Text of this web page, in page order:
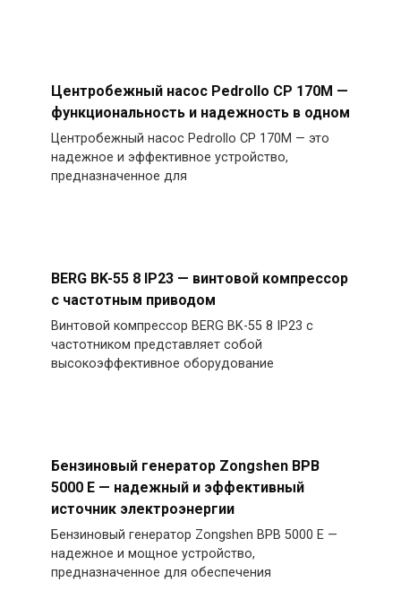
Центробежный насос Pedrollo CP 170M —
функциональность и надежность в одном
Центробежный насос Pedrollo CP 170M — это
надежное и эффективное устройство,
предназначенное для
BERG BK-55 8 IP23 — винтовой компрессор
с частотным приводом
Винтовой компрессор BERG BK-55 8 IP23 с
частотником представляет собой
высокоэффективное оборудование
Бензиновый генератор Zongshen BPB
5000 E — надежный и эффективный
источник электроэнергии
Бензиновый генератор Zongshen BPB 5000 E —
надежное и мощное устройство,
предназначенное для обеспечения